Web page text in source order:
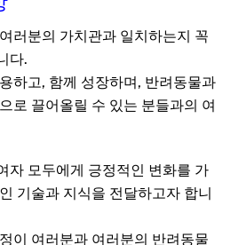
러분의 가치관과 일치하는지 꼭
다.
하고, 함께 성장하며, 반려동물과
로 끌어올릴 수 있는 분들과의 여
자 모두에게 긍정적인 변화를 가
기술과 지식을 전달하고자 합니
이 여러분과 여러분의 반려동물